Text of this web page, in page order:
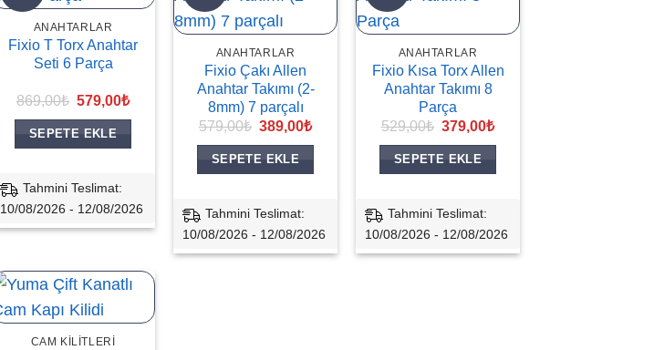
ANAHTARLAR
Fixio T Torx Anahtar
Seti 6 Parça
869,00₺ Orijinal
869,00₺.
579,00₺Şu
SEPETE EKLE
Tahmini Teslimat:
10/08/2026 - 12/08/2026
ANAHTARLAR
Fixio Çakı Allen
Anahtar Takımı (2-
8mm) 7 parçalı
579,00₺ Orijinal
579,00₺.
389,00₺Şu
SEPETE EKLE
Tahmini Teslimat:
10/08/2026 - 12/08/2026
ANAHTARLAR
Fixio Kısa Torx Allen
Anahtar Takımı 8
Parça
529,00₺ Orijinal
529,00₺.
379,00₺Şu
SEPETE EKLE
Tahmini Teslimat:
10/08/2026 - 12/08/2026
CAM KILITLERI